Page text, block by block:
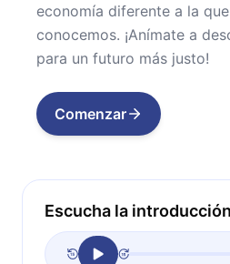
economía diferente a la
conocemos. ¡Anímate a
para un futuro más justo!
Comenzar
Escucha la introducción